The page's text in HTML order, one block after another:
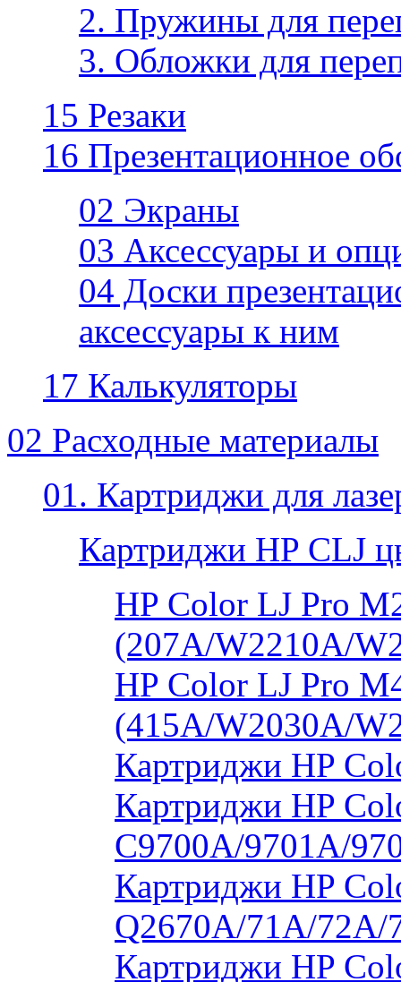
2. Пружины для
3. Обложки для
15 Резаки
16 Презентационное
02 Экраны
03 Аксессуары и
04 Доски
аксессуары к ним
17 Калькуляторы
02 Расходные материалы
01. Картриджи для
Картриджи HP CLJ
HP Color LJ Pro
(207A/W2210A/
HP Color LJ Pro
(415A/W2030A/
Картриджи HP
Картриджи HP
C9700A/9701A/
Картриджи HP
Q2670A/71A/
Картриджи HP